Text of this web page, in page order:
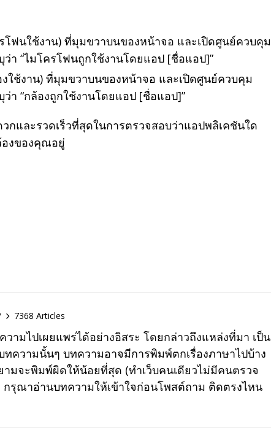
ฟนใช้งาน) ที่มุมขวาบนของหน้าจอ และเปิดศูนย์ควบคุม
า “ไมโครโฟนถูกใช้งานโดยแอป [ชื่อแอป]”
ใช้งาน) ที่มุมขวาบนของหน้าจอ และเปิดศูนย์ควบคุม
า “กล้องถูกใช้งานโดยแอป [ชื่อแอป]”
กและรวดเร็วที่สุดในการตรวจสอบว่าแอปพลิเคชันใด
องของคุณอยู่
7368 Articles
วามไปเผยแพร่ได้อย่างอิสระ โดยกล่าวถึงแหล่งที่มา เป็น
ทความนั้นๆ บทความอาจมีการพิมพ์ตกเรื่องภาษาไปบ้าง
มจะพิมพ์ผิดให้น้อยที่สุด (ทำเว็บคนเดียวไม่มีคนตรวจ
กรุณาอ่านบทความให้เข้าใจก่อนโพสต์ถาม ติดตรงไหน